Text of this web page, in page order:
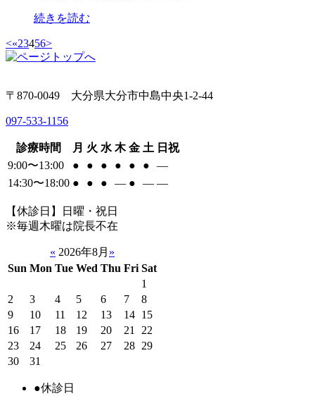
続きを読む
<«23456>
〒870-0049 大分県大分市中島中央1-2-44
097-533-1156
診療時間 月 火 水 木 金 土 日祝
9:00〜13:00
● ● ● ● ● ●
―
14:30〜18:00 ● ● ● ― ● ― ―
【休診日】日曜・祝日
※毎週木曜は院長不在
« 2026年8月 »
Sun Mon Tue Wed Thu Fri Sat
1
2
3 4 5 6 7
8
9
10 11 12 13 14 15
16
17 18 19 20 21
22
23
24 25 26 27 28 29
30
31
●休診日